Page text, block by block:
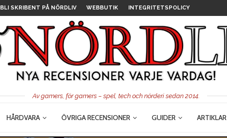
BLI SKRIBENT PÅ NÖRDLIV WEBBUTIK INTEGRITETSPOLICY
Av gamers, för gamers – spel, tech och nörderi sedan 2014.
HÅRDVARA ÖVRIGA RECENSIONER GUIDER ARTIKLAR